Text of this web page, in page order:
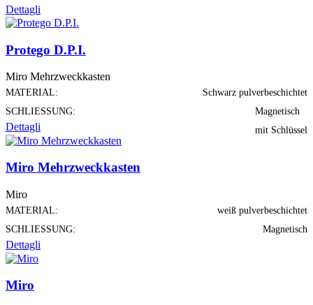
Dettagli
Protego D.P.I.
Miro Mehrzweckkasten
MATERIAL:
Schwarz pulverbeschichtet
SCHLIESSUNG:
Magnetisch
mit Schlüssel
Dettagli
Miro Mehrzweckkasten
Miro
MATERIAL:
weiß pulverbeschichtet
SCHLIESSUNG:
Magnetisch
Dettagli
Miro